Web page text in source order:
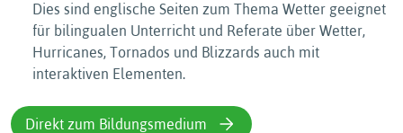
Dies sind englische Seiten zum Thema Wetter geeignet
für bilingualen Unterricht und Referate über Wetter,
Hurricanes, Tornados und Blizzards auch mit
interaktiven Elementen.
Direkt zum Bildungsmedium